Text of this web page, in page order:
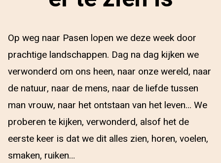
Op weg naar Pasen lopen we deze week door
prachtige landschappen. Dag na dag kijken we
verwonderd om ons heen, naar onze wereld, naar
de natuur, naar de mens, naar de liefde tussen
man vrouw, naar het ontstaan van het leven… We
proberen te kijken, verwonderd, alsof het de
eerste keer is dat we dit alles zien, horen, voelen,
smaken, ruiken…